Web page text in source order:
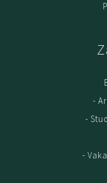
Kwaliteit is
gebruik van
meubel verhuizen;
Meubels is 3 (drie)
aankoop online.
-
-
-